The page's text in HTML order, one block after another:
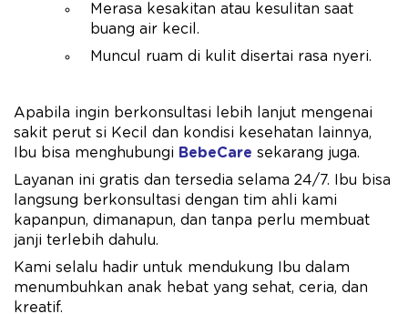
Merasa kesakitan atau kesulitan saat
buang air kecil.
Muncul ruam di kulit disertai rasa nyeri.
Apabila ingin berkonsultasi lebih lanjut mengenai
sakit perut si Kecil dan kondisi kesehatan lainnya,
Ibu bisa menghubungi BebeCare sekarang juga.
Layanan ini gratis dan tersedia selama 24/7. Ibu bisa
langsung berkonsultasi dengan tim ahli kami
kapanpun, dimanapun, dan tanpa perlu membuat
janji terlebih dahulu.
Kami selalu hadir untuk mendukung Ibu dalam
menumbuhkan anak hebat yang sehat, ceria, dan
kreatif.